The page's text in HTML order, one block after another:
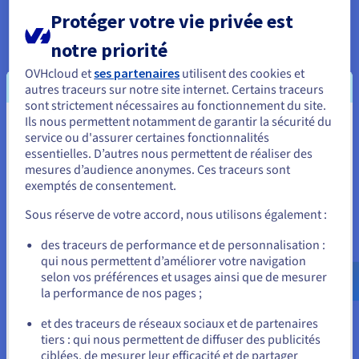
des serveurs américains soumis au CLOUD Act. Sur un VPS
OVHcloud en France ou en Allemagne, vos données restent en
Europe sous le RGPD, conservées dans un centre de données
jamais obligé de répondre à des ordonnances légales non
européennes. Pour les médecins, avocats, comptables et
professionnels traitant des données confidentielles, cette
distinction n'est pas optionnelle. NotreVPS protégé contre
les DDoSfournit la sécurité au niveau du réseau avec un
hébergement de centre de données conforme au RGPD.
Données hébergées exclusivement dans le centre de
données européen OVHcloud de votre choix.
Aucun accès tiers aux fichiers sans votre autorisation
explicite
Le chiffrement de bout en bout est disponible pour les
dossiers sensibles via l'application Nextcloud E2EE
Utilisateurs illimités à un coût mensuel fixe
Google Workspace facture au moins 6 euros par utilisateur et
par mois. Dropbox Business facture 15 euros par utilisateur.
Pour une équipe de cinq personnes, les abonnements SaaS
Vous semblez être localisé en États-
Unis.
Pour commander, rendez-vous sur le site de votre pays (États-
Allez sur le site États-Unis
us.ovhcloud.com/
Anglais USD - $
ou
Rester sur le site actuel
Protéger votre vie privée est
notre priorité
OVHcloud etses partenaires utilisent des cookies et
autres traceurs sur notre site internet. Certains traceurs
sont strictement nécessaires au fonctionnement du site.
Ils nous permettent notamment de garantir la sécurité du
service ou d'assurer certaines fonctionnalités
essentielles. D’autres nous permettent de réaliser des
mesures d’audience anonymes. Ces traceurs sont
exemptés de consentement.
Sous réserve de votre accord, nous utilisons également :
des traceurs de performance et de personnalisation :
qui nous permettent d’améliorer votre navigation
selon vos préférences et usages ainsi que de mesurer
la performance de nos pages ;
et des traceurs de réseaux sociaux et de partenaires
tiers : qui nous permettent de diffuser des publicités